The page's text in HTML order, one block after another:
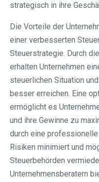
strategisch in ihre
Die Vorteile der
einer verbesserten
Steuerstrategie. Durch
erhalten Unternehmen
steuerlichen Situation
besser erreichen. Eine
ermöglicht es
und ihre Gewinne zu
durch eine
Risiken minimiert und
Steuerbehörden
Unternehmensberatern